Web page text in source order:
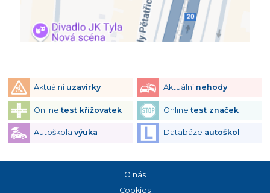
Aktuální uzavírky Aktuální nehody
Onlinetest křižovatek Onlinetest značek
Autoškola výuka Databáze autoškol
O nás
Cookies